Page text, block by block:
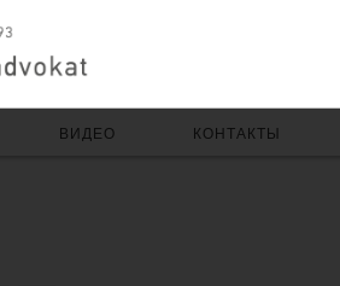
ВИДЕО КОНТАКТЫ